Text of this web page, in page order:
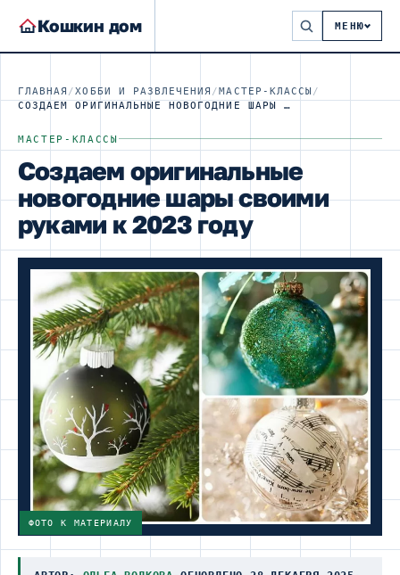
Кошкин дом МЕНЮ
ГЛАВНАЯ /ХОББИ И РАЗВЛЕЧЕНИЯ /МАСТЕР-КЛАССЫ /
СОЗДАЕМ ОРИГИНАЛЬНЫЕ НОВОГОДНИЕ ШАРЫ СВОИМИ РУКАМИ К 2023 ГОДУ
МАСТЕР-КЛАССЫ
Создаем оригинальные
новогодние шары своими
руками к 2023 году
ФОТО К МАТЕРИАЛУ